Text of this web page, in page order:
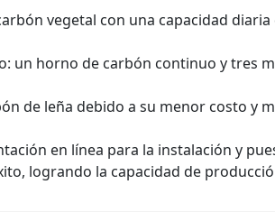
vegetal con una capacidad diaria
un horno de carbón continuo y tres
de leña debido a su menor costo y
en línea para la instalación y
logrando la capacidad de